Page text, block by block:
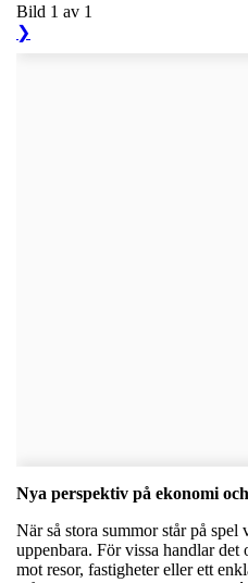
Bild 1 av 1
❯
Nya perspektiv på ekonomi
När så stora summor står på
uppenbara. För vissa handlar
mot resor, fastigheter eller ett